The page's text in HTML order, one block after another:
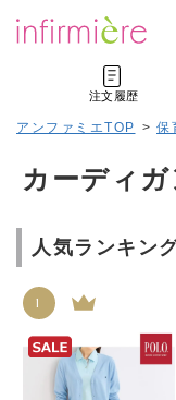
注文履歴
アンファミエTOP > 保
カーディ
人気ランキン
1